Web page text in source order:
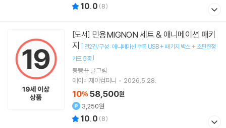
10.0 (8)
[도서]
지 [ 전2권/구성 : 애니메이션 수록 USB + 패키지 박스 + 초판한정
카드 5종]
뿡빵뀨글그림
에이비제이컴퍼니
2026.5.28.
10% 58,500원
3,250원
10.0 (8)